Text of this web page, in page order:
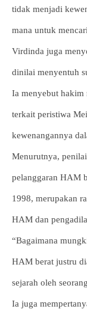
tidak menjadi
mana untuk
Virdinda juga
dinilai menyentuh
Ia menyebut hakim
terkait peristiwa
kewenangannya
Menurutnya,
pelanggaran HAM
1998, merupakan
HAM dan
“Bagaimana
HAM berat justru
sejarah oleh
Ia juga